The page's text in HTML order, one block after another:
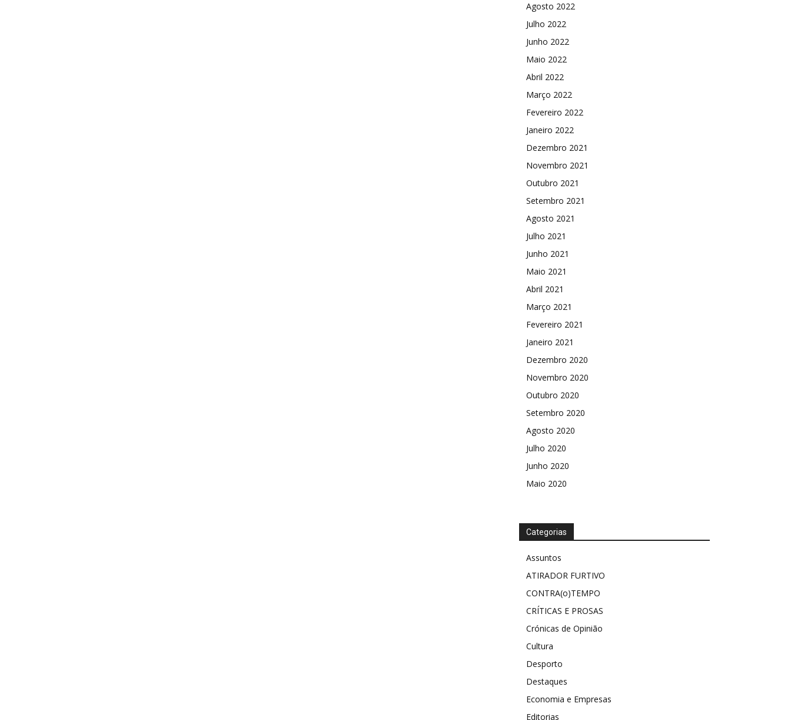
Agosto 2022
Julho 2022
Junho 2022
Maio 2022
Abril 2022
Março 2022
Fevereiro 2022
Janeiro 2022
Dezembro 2021
Novembro 2021
Outubro 2021
Setembro 2021
Agosto 2021
Julho 2021
Junho 2021
Maio 2021
Abril 2021
Março 2021
Fevereiro 2021
Janeiro 2021
Dezembro 2020
Novembro 2020
Outubro 2020
Setembro 2020
Agosto 2020
Julho 2020
Junho 2020
Maio 2020
Categorias
Assuntos
ATIRADOR FURTIVO
CONTRA(o)TEMPO
CRÍTICAS E PROSAS
Crónicas de Opinião
Cultura
Desporto
Destaques
Economia e Empresas
Editorias